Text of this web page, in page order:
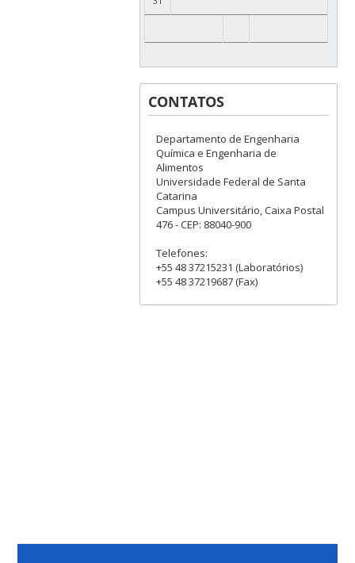
CONTATOS
Departamento de Engenharia
Química e Engenharia de
Alimentos
Universidade Federal de Santa
Catarina
Campus Universitário, Caixa Postal
476 - CEP: 88040-900
Telefones:
+55 48 37215231 (Laboratórios)
+55 48 37219687 (Fax)